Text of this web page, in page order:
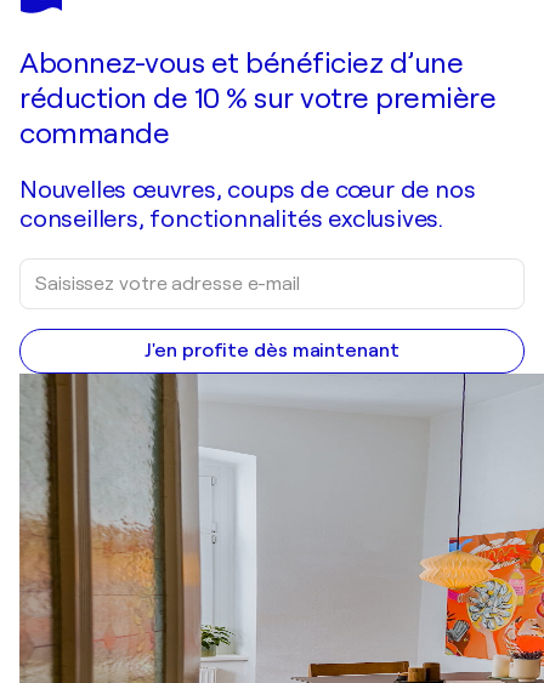
Abonnez-vous et bénéficiez d’une
réduction de 10 % sur votre première
commande
Nouvelles œuvres, coups de cœur de nos
conseillers, fonctionnalités exclusives.
J'en profite dès maintenant